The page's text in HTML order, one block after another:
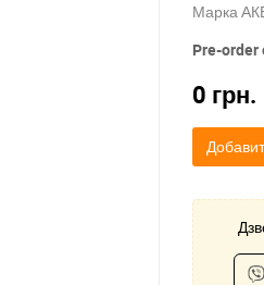
Марка
Pre-order
0 грн.